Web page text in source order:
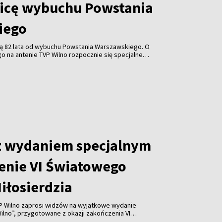
wybuchu Powstania
82 lata od wybuchu Powstania Warszawskiego. O
na antenie TVP Wilno rozpocznie się specjalne
z obchodów godziny „W”. Rocznicowym obchodom
również inne propozycje programowe:
zwykłych ludzi”, wspomnienia, widowisko
wydaniem specjalnym
VI Światowego
Wilno zaprosi widzów na wyjątkowe wydanie
przygotowane z okazji zakończenia VI